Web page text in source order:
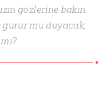
gözlerine bakın.
gurur mu duyacak,